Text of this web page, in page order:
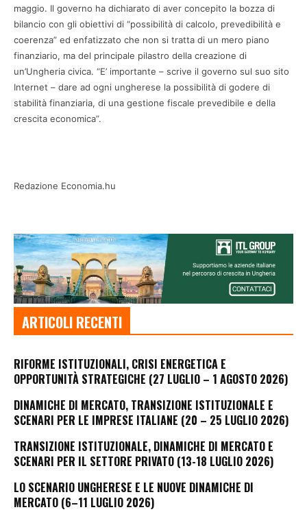
maggio. Il governo ha dichiarato di aver concepito la bozza di
bilancio con gli obiettivi di “possibilità di calcolo, prevedibilità e
coerenza” ed enfatizzato che non si tratta di un mero piano
finanziario, ma del principale pilastro della creazione di
un’Ungheria civica. “E’ importante – scrive il governo sul suo sito
Internet – dare ad ogni ungherese la possibilità di godere di
stabilità finanziaria, di una gestione fiscale prevedibile e della
crescita economica”.
Redazione Economia.hu
ARTICOLI RECENTI
RIFORME ISTITUZIONALI, CRISI ENERGETICA E
OPPORTUNITÀ STRATEGICHE (27 LUGLIO – 1 AGOSTO 2026)
DINAMICHE DI MERCATO, TRANSIZIONE ISTITUZIONALE E
SCENARI PER LE IMPRESE ITALIANE (20 – 25 LUGLIO 2026)
TRANSIZIONE ISTITUZIONALE, DINAMICHE DI MERCATO E
SCENARI PER IL SETTORE PRIVATO (13-18 LUGLIO 2026)
LO SCENARIO UNGHERESE E LE NUOVE DINAMICHE DI
MERCATO (6–11 LUGLIO 2026)